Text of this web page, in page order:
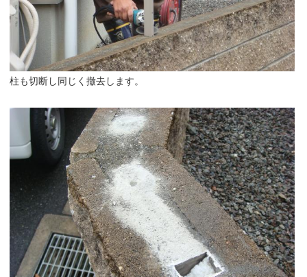
柱も切断し同じく撤去します。